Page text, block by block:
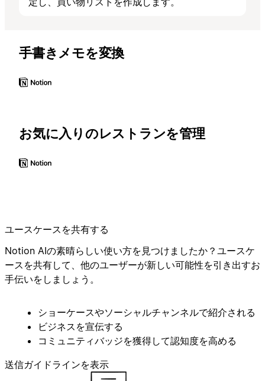
手書きメモを変換
お気に入りのレストランを管理
ユースケースを共有する
Notion AIの素晴らしい使い方を見つけましたか？ユースケ
ースを共有して、他のユーザーが新しい可能性を引き出すお
手伝いをしましょう。
ショーケースやソーシャルチャンネルで紹介される
ビジネスを宣伝する
コミュニティバッジを獲得して認知度を高める
送信ガイドラインを表示